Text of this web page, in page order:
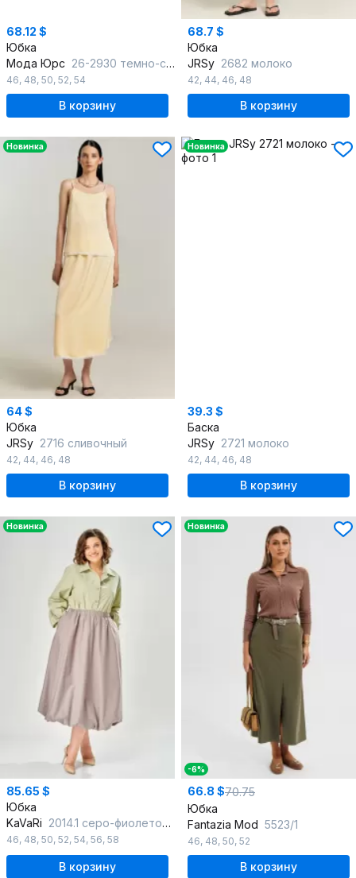
68.12 $
Юбка
Мода Юрс 26-2930 темно-синий
46, 48, 50, 52, 54
В корзину
68.7 $
Юбка
JRSy 2682 молоко
42, 44, 46, 48
В корзину
Новинка
64 $
Юбка
JRSy 2716 сливочный
42, 44, 46, 48
В корзину
Новинка
39.3 $
Баска
JRSy 2721 молоко
42, 44, 46, 48
В корзину
Новинка
85.65 $
Юбка
KaVaRi 2014.1 серо-фиолетовый
46, 48, 50, 52, 54, 56, 58
В корзину
Новинка
-6%
66.8 $70.75
Юбка
Fantazia Mod 5523/1
46, 48, 50, 52
В корзину